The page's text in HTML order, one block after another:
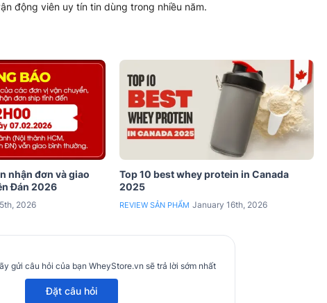
động viên uy tín tin dùng trong nhiều năm.
nhận đơn và giao
Đán 2026
2026
Top 10 best whey protein in Canada
2025
REVIEW SẢN PHẨM January 16th, 2026
gửi câu hỏi của bạn WheyStore.vn sẽ trả lời sớm nhất
Đặt câu hỏi